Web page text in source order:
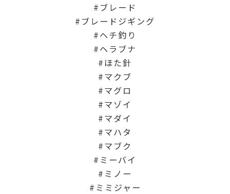
ブレード
ブレードジギング
ヘチ釣り
ヘラブナ
ほた針
マクブ
マグロ
マゾイ
マダイ
マハタ
マブク
ミーバイ
ミノー
ミミジャー